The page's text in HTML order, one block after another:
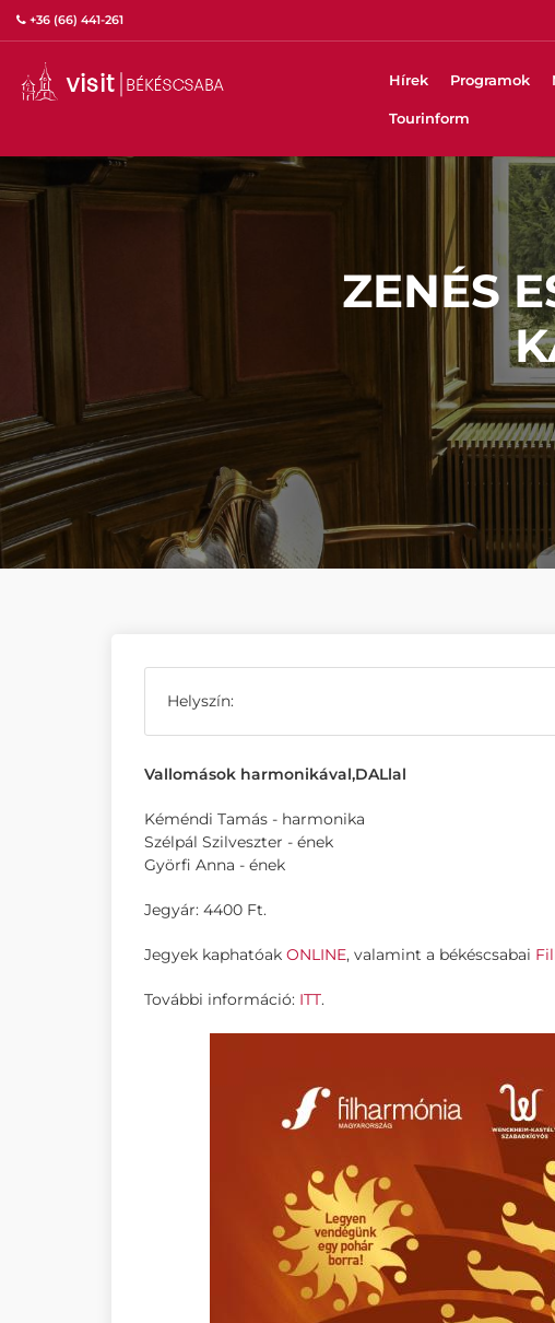
+36 (66) 441-261
Hírek Programok
Tourinform
ZENÉS
Helyszín:
Vallomások harmonikával,DALlal
Kéméndi Tamás - harmonika
Szélpál Szilveszter - ének
Györfi Anna - ének
Jegyár: 4400 Ft.
Jegyek kaphatóak ONLINE, valamint a békéscsabai
További információ: ITT.